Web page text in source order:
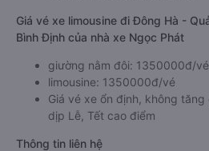
Giá vé xe limousine đi Đông Hà -
Bình Định của nhà xe Ngọc Phát
giường nằm đôi: 1350000đ/vé
limousine: 1350000đ/vé
Giá vé xe ổn định, không
dịp Lễ, Tết cao điểm
Thông tin liên hệ